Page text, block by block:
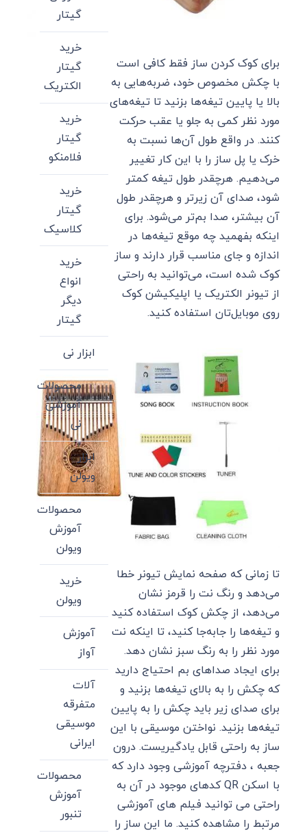
برای کوک کردن ساز فقط کافی است
با چکش مخصوص خود، ضربه‌هایی به
بالا یا پایین تیغه‌ها بزنید تا تیغه‌های
مورد نظر کمی به جلو یا عقب حرکت
کنند. در واقع طول آن‌ها نسبت به
خرک یا پل ساز را با این کار تغییر
می‌دهیم. هرچقدر طول تیغه کمتر
شود، صدای آن زیرتر و هرچقدر طول
آن بیشتر، صدا بم‌تر می‌شود. برای
اینکه بفهمید چه موقع‌ تیغه‌ها در
اندازه و جای مناسب قرار دارند و ساز
کوک شده است، می‌توانید به راحتی
از تیونر الکتریک یا اپلیکیشن کوک
روی موبایل‌تان استفاده کنید.
تا زمانی که صفحه نمایش تیونر خطا
می‌دهد و رنگ نت را قرمز نشان
می‌دهد، از چکش کوک استفاده کنید
و تیغه‌ها را جا‌به‌جا کنید، تا اینکه نت
مورد نظر را به رنگ سبز نشان دهد.
برای ایجاد صداهای بم احتیاج دارید
که چکش را به بالای تیغه‌ها بزنید و
برای صدای زیر باید چکش را به پایین
تیغه‌ها بزنید. نواختن موسیقی با این
ساز به راحتی قابل یادگیریست. درون
جعبه ، دفترچه آموزشی وجود دارد که
با اسکن QR کدهای موجود در آن به
راحتی می توانید فیلم های آموزشی
مرتبط را مشاهده کنید. ما این ساز را
گیتار
خرید
گیتار
الکتریک
خرید
گیتار
فلامنکو
خرید
گیتار
کلاسیک
خرید
انواع
دیگر
گیتار
ابزار نی
محصولات
آموزشی
نی
ابزار
ویولن
محصولات
آموزش
ویولن
خرید
ویولن
آموزش
آواز
آلات
متفرقه
موسیقی
ایرانی
محصولات
آموزش
تنبور